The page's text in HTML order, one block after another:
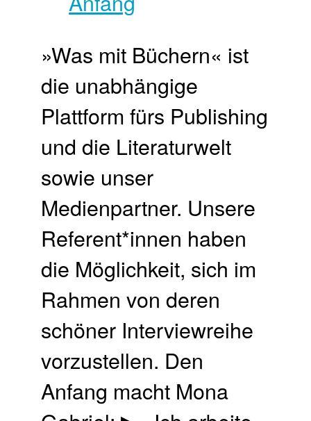
»Was mit Büchern« ist
die unabhängige
Plattform fürs Publishing
und die Literaturwelt
sowie unser
Medienpartner. Unsere
Referent*innen haben
die Möglichkeit, sich im
Rahmen von deren
schöner Interviewreihe
vorzustellen. Den
Anfang macht Mona